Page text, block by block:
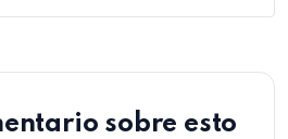
sobre esto